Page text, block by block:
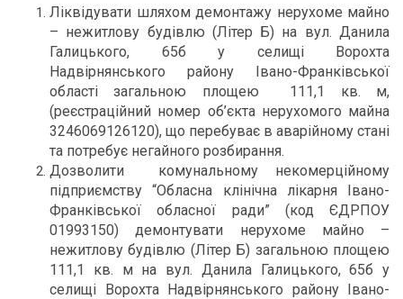
Ліквідувати шляхом демонтажу нерухоме майно
– нежитлову будівлю (Літер Б) на вул. Данила
Галицького, 65б у селищі Ворохта
Надвірнянського району Івано-Франківської
області загальною площею 111,1 кв. м,
(реєстраційний номер об’єкта нерухомого майна
3246069126120), що перебуває в аварійному стані
та потребує негайного розбирання.
Дозволити комунальному некомерційному
підприємству “Обласна клінічна лікарня Івано-
Франківської обласної ради” (код ЄДРПОУ
01993150) демонтувати нерухоме майно –
нежитлову будівлю (Літер Б) загальною площею
111,1 кв. м на вул. Данила Галицького, 65б у
селищі Ворохта Надвірнянського району Івано-